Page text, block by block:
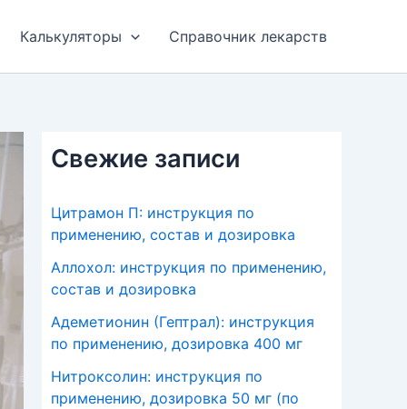
Калькуляторы Справочник лекарств
Свежие записи
Цитрамон П: инструкция по
применению, состав и дозировка
Аллохол: инструкция по применению,
состав и дозировка
Адеметионин (Гептрал): инструкция
по применению, дозировка 400 мг
Нитроксолин: инструкция по
применению, дозировка 50 мг (по